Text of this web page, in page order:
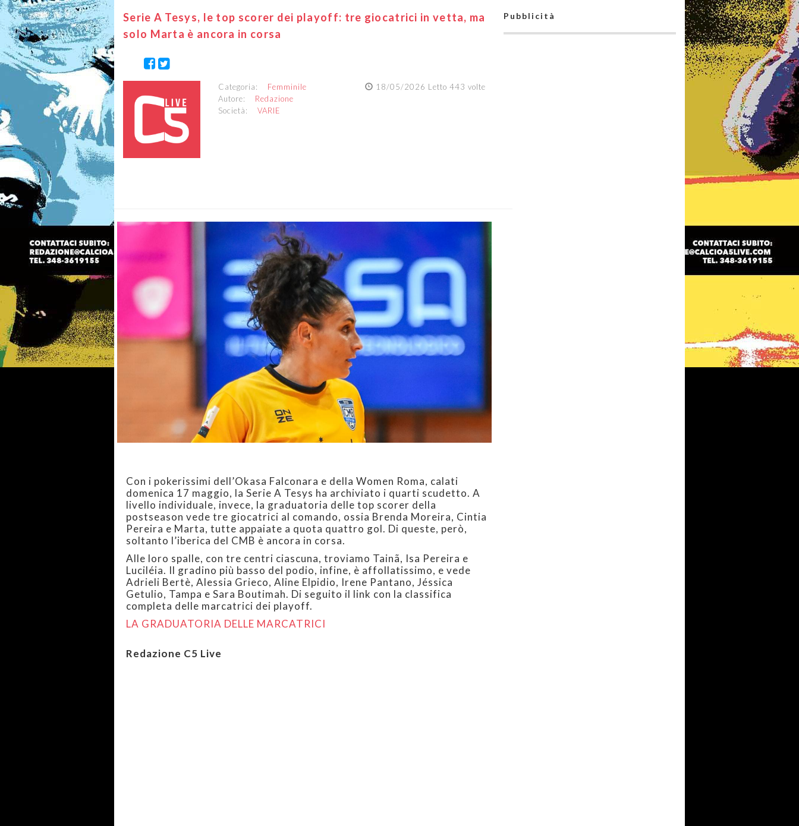
Serie A Tesys, le top scorer dei playoff: tre giocatrici in vetta, ma
solo Marta è ancora in corsa
18/05/2026 Letto 443 volte
Categoria: Femminile
Autore: Redazione
Società: VARIE
Con i pokerissimi dell’Okasa Falconara e della Women Roma, calati
domenica 17 maggio, la Serie A Tesys ha archiviato i quarti scudetto. A
livello individuale, invece, la graduatoria delle top scorer della
postseason vede tre giocatrici al comando, ossia Brenda Moreira, Cintia
Pereira e Marta, tutte appaiate a quota quattro gol. Di queste, però,
soltanto l’iberica del CMB è ancora in corsa.
Alle loro spalle, con tre centri ciascuna, troviamo Tainã, Isa Pereira e
Luciléia. Il gradino più basso del podio, infine, è affollatissimo, e vede
Adrieli Bertè, Alessia Grieco, Aline Elpidio, Irene Pantano, Jéssica
Getulio, Tampa e Sara Boutimah. Di seguito il link con la classifica
completa delle marcatrici dei playoff.
LA GRADUATORIA DELLE MARCATRICI
Redazione C5 Live
Pubblicità